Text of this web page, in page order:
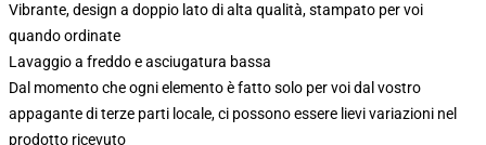
Vibrante, design a doppio lato di alta qualità, stampato per voi
quando ordinate
Lavaggio a freddo e asciugatura bassa
Dal momento che ogni elemento è fatto solo per voi dal vostro
appagante di terze parti locale, ci possono essere lievi variazioni nel
prodotto ricevuto